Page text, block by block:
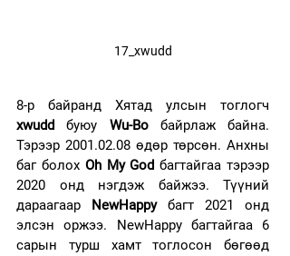
17_xwudd
xwudd буюу Wu-Bo байрлаж байна.
Тэрээр 2001.02.08 өдөр төрсөн. Анхны
баг болох Oh My God багтайгаа тэрээр
2020 онд нэгдэж байжээ. Түүний
дараагаар NewHappy багт 2021 онд
элсэн оржээ. NewHappy багтайгаа 6
сарын турш хамт тоглосон бөгөөд